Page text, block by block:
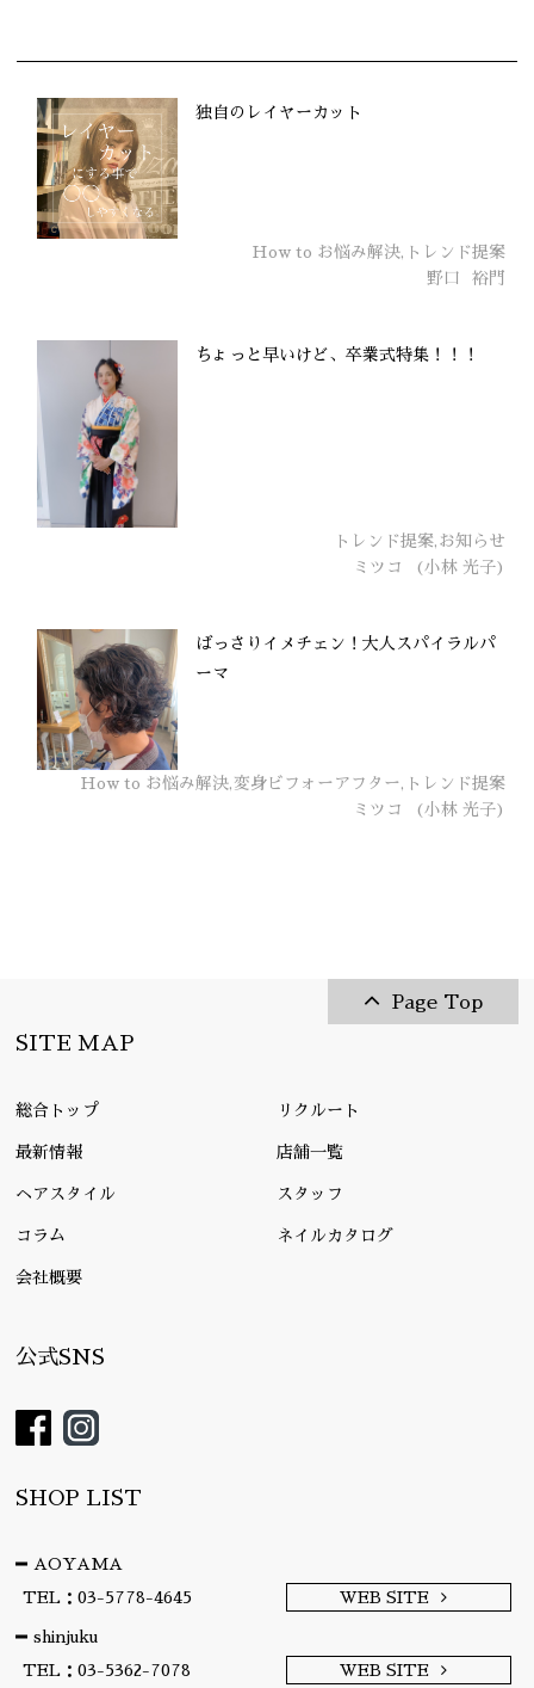
独自のレイヤーカット
How to お悩み解決,トレンド提案
野口
裕門
ちょっと早いけど、卒業式特集！！！
トレンド提案,お知らせ
ミツコ
(小林 光子)
ばっさりイメチェン！大人スパイラルパ
ーマ
How to お悩み解決,変身ビフォーアフター,トレンド提案
ミツコ
(小林 光子)
Page Top
SITE MAP
総合トップ リクルート
最新情報 店舗一覧
ヘアスタイル スタッフ
コラム ネイルカタログ
会社概要
公式SNS
SHOP LIST
AOYAMA
TEL：03-5778-4645
WEB SITE
shinjuku
TEL：03-5362-7078
WEB SITE